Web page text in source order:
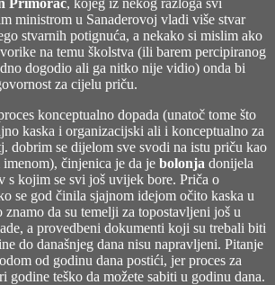
ministrom u Sanaderovoj vladi više stvar
stvarnih potignuća, a nekako si mislim ako
na temu školstva (ili barem percipiranog
dogodio ali ga nitko nije vidio) onda bi
za cijelu priču.
konceptualno dopada (unatoč tome što
kaska i organizacijski ali i konceptualno za
dobrim se dijelom sve svodi na istu priču kao
činjenica je da je bolonja donijela
s kojim se svi još uvijek bore. Priča o
se god činila sjajnom idejom očito kaska u
da su temelji za topostavljeni još u
a provedbeni dokumenti koji su trebali biti
do današnjeg dana nisu napravljeni. Pitanje
od godinu dana postići, jer proces za
godine teško da možete sabiti u godinu dana.